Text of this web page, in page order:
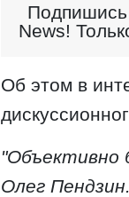
News!
Об этом в
"Объективно
Олег